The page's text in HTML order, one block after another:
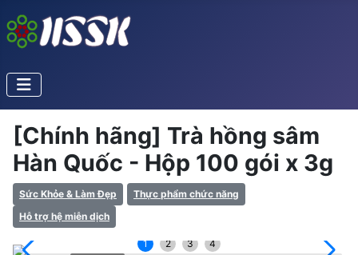
[Chính hãng] Trà hồng sâm
Hàn Quốc - Hộp 100 gói x 3g
Sức Khỏe & Làm Đẹp
Thực phẩm chức năng
Hỗ trợ hệ miễn dịch
1 2 3 4